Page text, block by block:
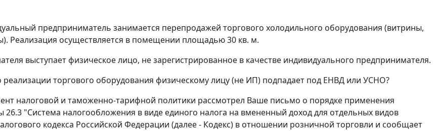
предприниматель занимается перепродажей торгового холодильного оборудования (витрины,
Реализация осуществляется в помещении площадью 30 кв. м.
выступает физическое лицо, не зарегистрированное в качестве индивидуального предпринимателя.
реализации торгового оборудования физическому лицу (не ИП) подпадает под ЕНВД или УСНО?
налоговой и таможенно-тарифной политики рассмотрел Ваше письмо о порядке применения
26.3 "Система налогообложения в виде единого налога на вмененный доход для отдельных видов
кодекса Российской Федерации (далее - Кодекс) в отношении розничной торговли и сообщает